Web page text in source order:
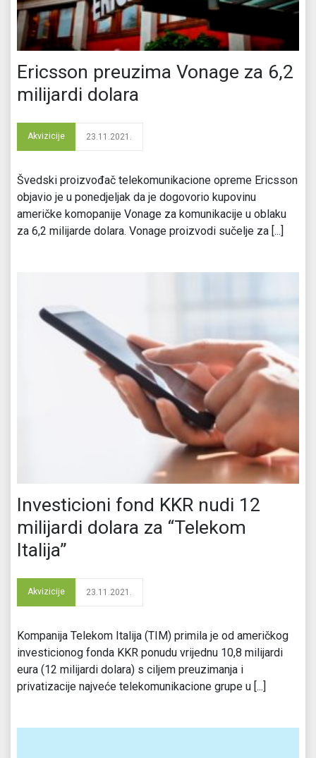
Ericsson preuzima Vonage za 6,2
milijardi dolara
Akvizicije 23.11.2021.
Švedski proizvođač telekomunikacione opreme Ericsson
objavio je u ponedjeljak da je dogovorio kupovinu
američke komopanije Vonage za komunikacije u oblaku
za 6,2 milijarde dolara. Vonage proizvodi sučelje za [...]
Investicioni fond KKR nudi 12
milijardi dolara za “Telekom
Italija”
Akvizicije 23.11.2021.
Kompanija Telekom Italija (TIM) primila je od američkog
investicionog fonda KKR ponudu vrijednu 10,8 milijardi
eura (12 milijardi dolara) s ciljem preuzimanja i
privatizacije najveće telekomunikacione grupe u [...]